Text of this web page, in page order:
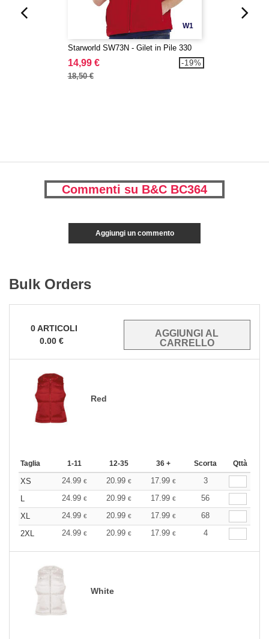
W1
Starworld SW73N - Gilet in Pile 330
14,99 €
18,50 €
-19%
Commenti su B&C BC364
Aggiungi un commento
Bulk Orders
0ARTICOLI
0.00 €
Red
Taglia 1-11 12-35 36 + Scorta Qttà
XS 24.99 € 20.99 € 17.99 €
3
L
24.99 € 20.99 € 17.99 €
56
XL
24.99 € 20.99 € 17.99 €
68
2XL
24.99 € 20.99 € 17.99 € 4
White